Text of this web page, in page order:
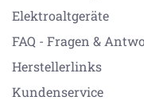
Elektroaltgeräte
FAQ - Fragen &
Herstellerlinks
Kundenservice